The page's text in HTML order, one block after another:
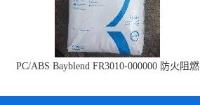
PC/ABS Bayblend FR3010-000000 防火阻燃